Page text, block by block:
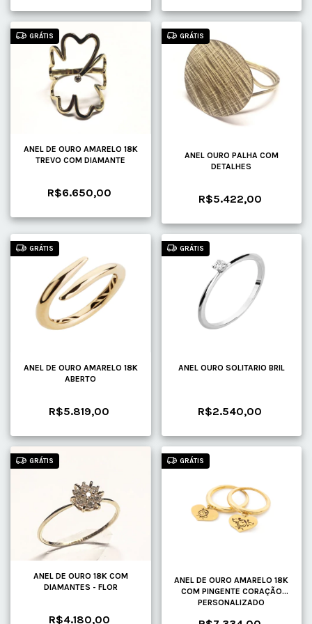
GRÁTIS
ANEL DE OURO AMARELO 18K
TREVO COM DIAMANTE
R$6.650,00
GRÁTIS
ANEL OURO PALHA COM
DETALHES
R$5.422,00
GRÁTIS
ANEL DE OURO AMARELO 18K
ABERTO
R$5.819,00
GRÁTIS
ANEL OURO SOLITARIO BRIL
R$2.540,00
GRÁTIS
ANEL DE OURO 18K COM
DIAMANTES - FLOR
R$4.180,00
GRÁTIS
ANEL DE OURO AMARELO 18K
COM PINGENTE CORAÇÃO
PERSONALIZADO